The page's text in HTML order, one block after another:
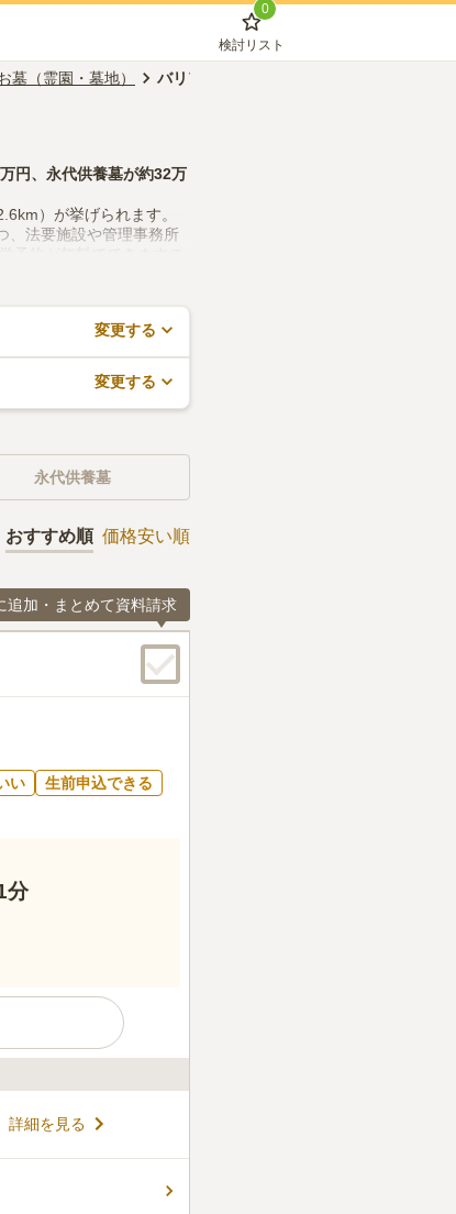
0
検討リスト
墓（霊園・墓地） バリアフリー対応
円、 永代供養墓が約32万
）が挙げられます。
、法要施設や管理事務所
予約が無料でできますの
変更する
変更する
永代供養墓
おすすめ順 価格安い順
追加・まとめて資料請求
い
生前申込できる
分
ら車で約17分と車の
車で足を混んでくださ
。 疲れたら休める休
て眺望を楽しむこと
詳細を見る